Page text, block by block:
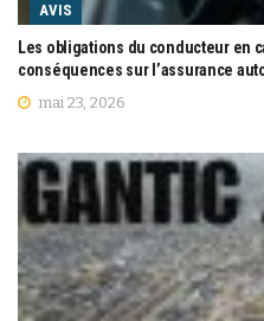
AVIS
Les obligations du conducteur en
conséquences sur l’assurance
mai 23, 2026